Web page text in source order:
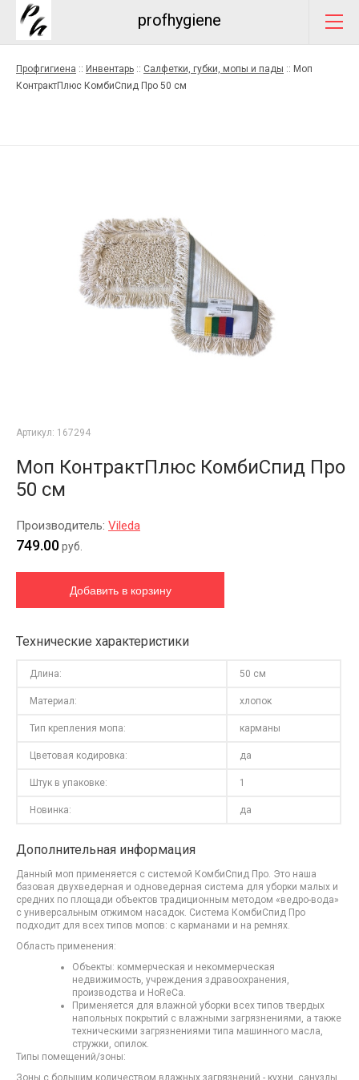
profhygiene
Профгигиена :: Инвентарь :: Салфетки, губки, мопы и пады :: Моп
КонтрактПлюс КомбиСпид Про 50 см
Артикул: 167294
Моп КонтрактПлюс КомбиСпид Про
50 см
Производитель: Vileda
749.00руб.
Технические характеристики
Длина: 50 см
Материал: хлопок
Тип крепления мопа: карманы
Цветовая кодировка: да
Штук в упаковке: 1
Новинка: да
Дополнительная информация
Данный моп применяется с системой КомбиСпид Про. Это наша
базовая двухведерная и одноведерная система для уборки малых и
средних по площади объектов традиционным методом «ведро-вода»
с универсальным отжимом насадок. Система КомбиСпид Про
подходит для всех типов мопов: с карманами и на ремнях.
Область применения:
Объекты: коммерческая и некоммерческая
недвижимость, учреждения здравоохранения,
производства и HoReCa.
Применяется для влажной уборки всех типов твердых
напольных покрытий с влажными загрязнениями, а также
техническими загрязнениями типа машинного масла,
стружки, опилок.
Типы помещений/зоны:
Зоны с большим количеством влажных загрязнений - кухни, санузлы,